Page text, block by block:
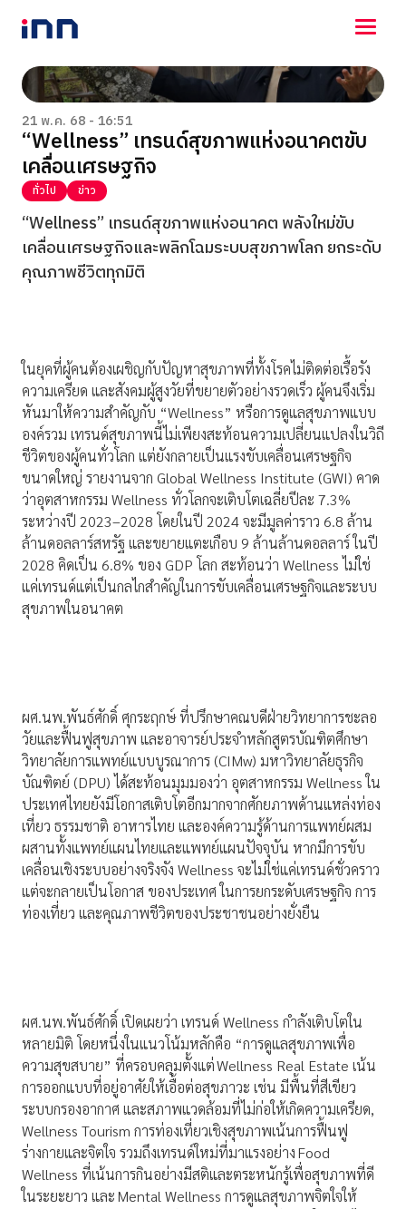
NEWS
ENTERTAINMENT
LIFESTYLE
HOROSCOPE
LOTTERY
VIDEO
ร่วมด้วยช่วยกัน
21 พ.ค. 68 - 16:51
“Wellness” เทรนด์สุขภาพแห่งอนาคตขับ
เคลื่อนเศรษฐกิจ
ทั่วไป ข่าว
“Wellness” เทรนด์สุขภาพแห่งอนาคต พลังใหม่ขับ
เคลื่อนเศรษฐกิจและพลิกโฉมระบบสุขภาพโลก ยกระดับ
คุณภาพชีวิตทุกมิติ
ในยุคที่ผู้คนต้องเผชิญกับปัญหาสุขภาพที่ทั้งโรคไม่ติดต่อเรื้อรัง
ความเครียด และสังคมผู้สูงวัยที่ขยายตัวอย่างรวดเร็ว ผู้คนจึงเริ่ม
หันมาให้ความสำคัญกับ “Wellness” หรือการดูแลสุขภาพแบบ
องค์รวม เทรนด์สุขภาพนี้ไม่เพียงสะท้อนความเปลี่ยนแปลงในวิถี
ชีวิตของผู้คนทั่วโลก แต่ยังกลายเป็นแรงขับเคลื่อนเศรษฐกิจ
ขนาดใหญ่ รายงานจาก Global Wellness Institute (GWI) คาด
ว่าอุตสาหกรรม Wellness ทั่วโลกจะเติบโตเฉลี่ยปีละ 7.3%
ระหว่างปี 2023–2028 โดยในปี 2024 จะมีมูลค่าราว 6.8 ล้าน
ล้านดอลลาร์สหรัฐ และขยายแตะเกือบ 9 ล้านล้านดอลลาร์ ในปี
2028 คิดเป็น 6.8% ของ GDP โลก สะท้อนว่า Wellness ไม่ใช่
แค่เทรนด์แต่เป็นกลไกสำคัญในการขับเคลื่อนเศรษฐกิจและระบบ
สุขภาพในอนาคต
ผศ.นพ.พันธ์ศักดิ์ ศุกระฤกษ์ ที่ปรึกษาคณบดีฝ่ายวิทยาการชะลอ
วัยและฟื้นฟูสุขภาพ และอาจารย์ประจำหลักสูตรบัณฑิตศึกษา
วิทยาลัยการแพทย์แบบบูรณาการ (CIMw) มหาวิทยาลัยธุรกิจ
บัณฑิตย์ (DPU) ได้สะท้อนมุมมองว่า อุตสาหกรรม Wellness ใน
ประเทศไทยยังมีโอกาสเติบโตอีกมากจากศักยภาพด้านแหล่งท่อง
เที่ยว ธรรมชาติ อาหารไทย และองค์ความรู้ด้านการแพทย์ผสม
ผสานทั้งแพทย์แผนไทยและแพทย์แผนปัจจุบัน หากมีการขับ
เคลื่อนเชิงระบบอย่างจริงจัง Wellness จะไม่ใช่แค่เทรนด์ชั่วคราว
แต่จะกลายเป็นโอกาส ของประเทศ ในการยกระดับเศรษฐกิจ การ
ท่องเที่ยว และคุณภาพชีวิตของประชาชนอย่างยั่งยืน
ผศ.นพ.พันธ์ศักดิ์ เปิดเผยว่า เทรนด์ Wellness กำลังเติบโตใน
หลายมิติ โดยหนึ่งในแนวโน้มหลักคือ “การดูแลสุขภาพเพื่อ
ความสุขสบาย” ที่ครอบคลุมตั้งแต่ Wellness Real Estate เน้น
การออกแบบที่อยู่อาศัยให้เอื้อต่อสุขภาวะ เช่น มีพื้นที่สีเขียว
ระบบกรองอากาศ และสภาพแวดล้อมที่ไม่ก่อให้เกิดความเครียด,
Wellness Tourism การท่องเที่ยวเชิงสุขภาพเน้นการฟื้นฟู
ร่างกายและจิตใจ รวมถึงเทรนด์ใหม่ที่มาแรงอย่าง Food
Wellness ที่เน้นการกินอย่างมีสติและตระหนักรู้เพื่อสุขภาพที่ดี
ในระยะยาว และ Mental Wellness การดูแลสุขภาพจิตใจให้